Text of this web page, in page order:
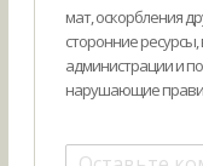
мат, оскорбления
сторонние
администрации и
нарушающие